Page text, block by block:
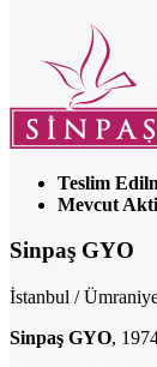
Teslim
Mevcut
Sinpaş GYO
İstanbul /
Sinpaş GYO,